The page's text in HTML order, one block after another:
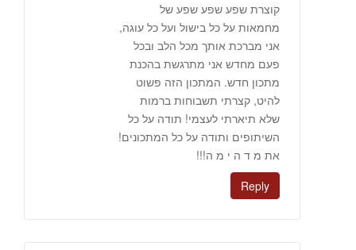
קוצרת שפע שפע שפע של
מחמאות על כל בישול ועל כל עוגה,
אני מברכת אותך מכל הלב ובכל
פעם מחדש אני מתרגשת בהכנת
מתכון חדש. המתכון הזה פשוט
להיט, קצרתי תשבוחות ברמות
שלא תיארתי לעצמי! תודה על כל
השיתופים ותודה על כל המתכונים!
את מ ד ה י מ ה!!!
Reply